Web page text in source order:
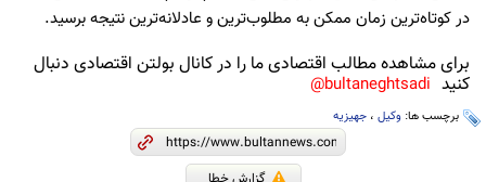
در کوتاه‌ترین زمان ممکن به مطلوب‌ترین و عادلانه‌ترین نتیجه برسید.
برای مشاهده مطالب اقتصادی ما را در کانال بولتن اقتصادی دنبال
کنید bultaneghtsadi@
برچسب ها: وکیل ، جهیزیه